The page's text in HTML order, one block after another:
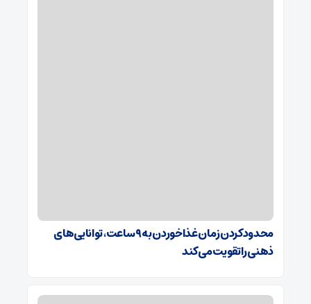
محدودکردن زمان غذاخوردن به ۹ ساعت، توانایی‌های
ذهنی را تقویت می‌کند